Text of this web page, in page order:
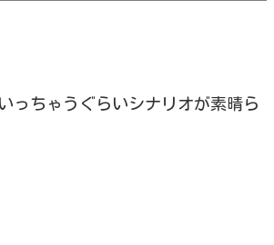
っちゃうぐらいシナリオが素晴ら